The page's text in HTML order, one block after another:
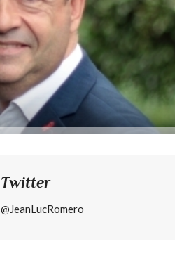
Twitter
@JeanLucRomero